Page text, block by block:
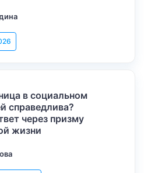
в социальном
справедлива?
через призму
жизни